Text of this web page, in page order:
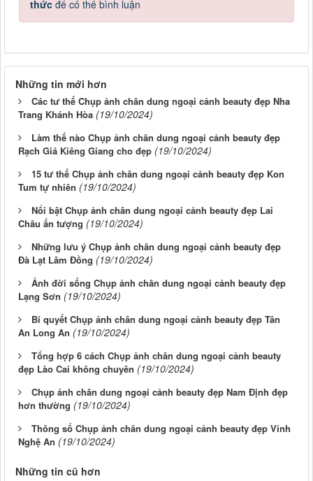
thức để có thể bình luận
Những tin mới hơn
Các tư thế Chụp ảnh chân dung ngoại cảnh beauty đẹp Nha
Trang Khánh Hòa (19/10/2024)
Làm thế nào Chụp ảnh chân dung ngoại cảnh beauty đẹp
Rạch Giá Kiêng Giang cho đẹp (19/10/2024)
15 tư thế Chụp ảnh chân dung ngoại cảnh beauty đẹp Kon
Tum tự nhiên (19/10/2024)
Nổi bật Chụp ảnh chân dung ngoại cảnh beauty đẹp Lai
Châu ấn tượng (19/10/2024)
Những lưu ý Chụp ảnh chân dung ngoại cảnh beauty đẹp
Đà Lạt Lâm Đồng (19/10/2024)
Ảnh đời sống Chụp ảnh chân dung ngoại cảnh beauty đẹp
Lạng Sơn (19/10/2024)
Bí quyết Chụp ảnh chân dung ngoại cảnh beauty đẹp Tân
An Long An (19/10/2024)
Tổng hợp 6 cách Chụp ảnh chân dung ngoại cảnh beauty
đẹp Lào Cai không chuyên (19/10/2024)
Chụp ảnh chân dung ngoại cảnh beauty đẹp Nam Định đẹp
hơn thường (19/10/2024)
Thông số Chụp ảnh chân dung ngoại cảnh beauty đẹp Vinh
Nghệ An (19/10/2024)
Những tin cũ hơn